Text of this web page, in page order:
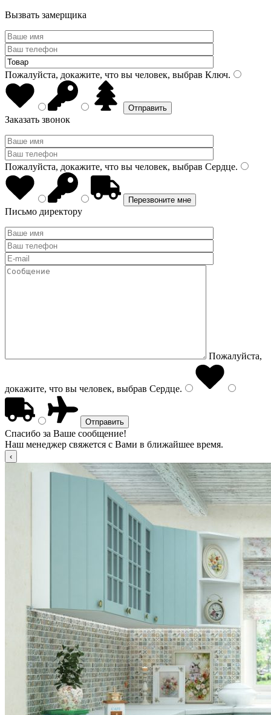
Вызвать замерщика
Пожалуйста, докажите, что вы человек, выбрав Ключ.
Заказать звонок
Пожалуйста, докажите, что вы человек, выбрав Сердце.
Письмо директору
Пожалуйста,
докажите, что вы человек, выбрав Сердце.
Спасибо за Ваше сообщение!
Наш менеджер свяжется с Вами в ближайшее время.